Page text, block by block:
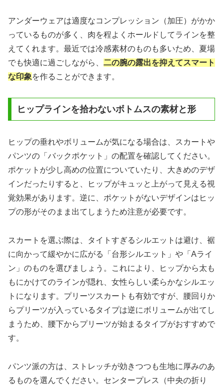
アンダーウェアは適度なコンプレッション（加圧）がかか
っているものが多く、肉を程よくホールドしてラインを整
えてくれます。最近では冷感素材のものも多いため、夏場
でも快適に過ごしながら、 二の腕の露出を抑えてスマート
な印象を作ることができます。
ヒップラインを拾わないボトムスの素材と形
ヒップの垂れやボリュームが気になる場合は、スカートや
パンツの「バックポケット」の配置を確認してください。
ポケットが少し高めの位置についていたり、大きめのデザ
インだったりすると、ヒップがキュッと上がって見える視
覚効果があります。逆に、ポケットがないデザインはヒッ
プの形がそのまま出てしまうため注意が必要です。
スカートを選ぶ際は、タイトすぎるシルエットは避け、裾
に向かって緩やかに広がる「台形シルエット」や「Aライ
ン」のものを選びましょう。これにより、ヒップから太も
もにかけてのラインが隠れ、女性らしい柔らかなシルエッ
トになります。プリーツスカートも有効ですが、腰回りか
らプリーツが入っているタイプは逆にボリュームが出てし
まうため、腰下からプリーツが始まるタイプがおすすめで
す。
パンツ派の方は、ストレッチが効きつつも生地に厚みのあ
るものを選んでください。センタープレス（中央の折り